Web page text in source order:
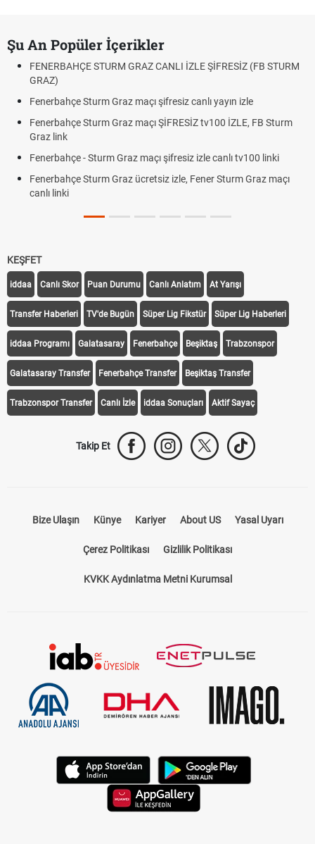
Şu An Popüler İçerikler
FENERBAHÇE STURM GRAZ CANLI İZLE ŞİFRESİZ (FB STURM
GRAZ)
Fenerbahçe Sturm Graz maçı şifresiz canlı yayın izle
Fenerbahçe Sturm Graz maçı ŞİFRESİZ tv100 İZLE, FB Sturm
Graz link
Fenerbahçe - Sturm Graz maçı şifresiz izle canlı tv100 linki
Fenerbahçe Sturm Graz ücretsiz izle, Fener Sturm Graz maçı
canlı linki
KEŞFET
iddaa Canlı Skor Puan Durumu Canlı Anlatım At Yarışı
Transfer Haberleri TV'de Bugün Süper Lig Fikstür Süper Lig Haberleri
iddaa Programı Galatasaray Fenerbahçe Beşiktaş Trabzonspor
Galatasaray Transfer Fenerbahçe Transfer Beşiktaş Transfer
Trabzonspor Transfer Canlı İzle iddaa Sonuçları Aktif Sayaç
Takip Et
Bize Ulaşın Künye Kariyer About US Yasal Uyarı
Çerez Politikası Gizlilik Politikası
KVKK Aydınlatma Metni Kurumsal